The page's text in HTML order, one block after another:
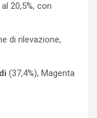
20,5%, con
di rilevazione,
(37,4%), Magenta